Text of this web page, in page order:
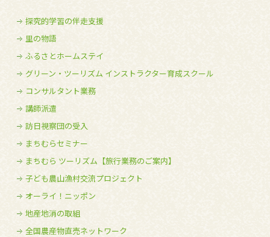
探究的学習の伴走支援
里の物語
ふるさとホームステイ
グリーン・ツーリズム インストラクター育成スクール
コンサルタント業務
講師派遣
訪日視察団の受入
まちむらセミナー
まちむら ツーリズム【旅行業務のご案内】
子ども農山漁村交流プロジェクト
オーライ！ニッポン
地産地消の取組
全国農産物直売ネットワーク